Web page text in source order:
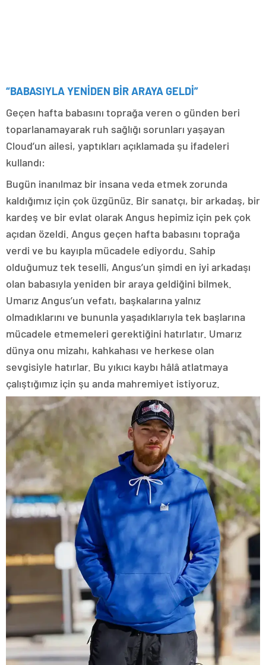
“BABASIYLA YENİDEN BİR ARAYA GELDİ”
Geçen hafta babasını toprağa veren o günden beri
toparlanamayarak ruh sağlığı sorunları yaşayan
Cloud’un ailesi, yaptıkları açıklamada şu ifadeleri
kullandı:
Bugün inanılmaz bir insana veda etmek zorunda
kaldığımız için çok üzgünüz. Bir sanatçı, bir arkadaş, bir
kardeş ve bir evlat olarak Angus hepimiz için pek çok
açıdan özeldi. Angus geçen hafta babasını toprağa
verdi ve bu kayıpla mücadele ediyordu. Sahip
olduğumuz tek teselli, Angus’un şimdi en iyi arkadaşı
olan babasıyla yeniden bir araya geldiğini bilmek.
Umarız Angus’un vefatı, başkalarına yalnız
olmadıklarını ve bununla yaşadıklarıyla tek başlarına
mücadele etmemeleri gerektiğini hatırlatır. Umarız
dünya onu mizahı, kahkahası ve herkese olan
sevgisiyle hatırlar. Bu yıkıcı kaybı hâlâ atlatmaya
çalıştığımız için şu anda mahremiyet istiyoruz.